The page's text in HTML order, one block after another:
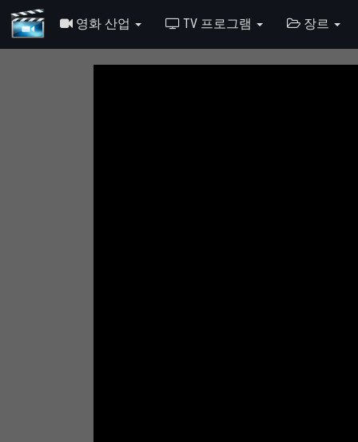
영화 산업 TV 프로그램 장르